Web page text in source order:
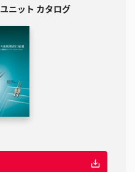
ニット カタログ